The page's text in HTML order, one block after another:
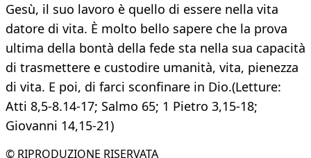
Gesù, il suo lavoro è quello di essere nella vita
datore di vita. È molto bello sapere che la prova
ultima della bontà della fede sta nella sua capacità
di trasmettere e custodire umanità, vita, pienezza
di vita. E poi, di farci sconfinare in Dio.(Letture:
Atti 8,5-8.14-17; Salmo 65; 1 Pietro 3,15-18;
Giovanni 14,15-21)
© RIPRODUZIONE RISERVATA